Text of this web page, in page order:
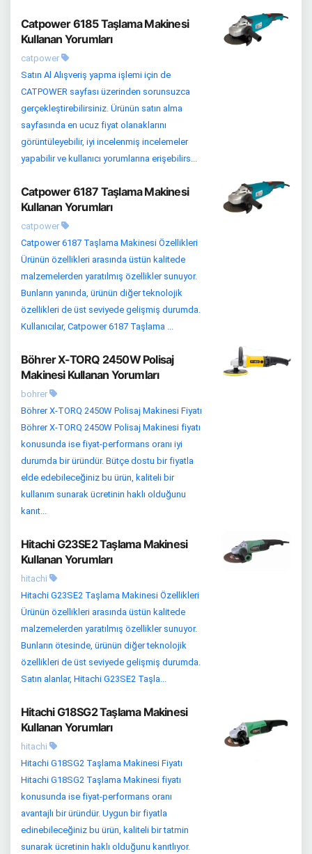
Catpower 6185 Taşlama Makinesi
Kullanan Yorumları
catpower
Satın Al Alışveriş yapma işlemi için de
CATPOWER sayfası üzerinden sorunsuzca
gerçekleştirebilirsiniz. Ürünün satın alma
sayfasında en ucuz fiyat olanaklarını
görüntüleyebilir, iyi incelenmiş incelemeler
yapabilir ve kullanıcı yorumlarına erişebilirs...
Catpower 6187 Taşlama Makinesi
Kullanan Yorumları
catpower
Catpower 6187 Taşlama Makinesi Özellikleri
Ürünün özellikleri arasında üstün kalitede
malzemelerden yaratılmış özellikler sunuyor.
Bunların yanında, ürünün diğer teknolojik
özellikleri de üst seviyede gelişmiş durumda.
Kullanıcılar, Catpower 6187 Taşlama ...
Böhrer X-TORQ 2450W Polisaj
Makinesi Kullanan Yorumları
bohrer
Böhrer X-TORQ 2450W Polisaj Makinesi Fiyatı
Böhrer X-TORQ 2450W Polisaj Makinesi fiyatı
konusunda ise fiyat-performans oranı iyi
durumda bir üründür. Bütçe dostu bir fiyatla
elde edebileceğiniz bu ürün, kaliteli bir
kullanım sunarak ücretinin haklı olduğunu
kanıt...
Hitachi G23SE2 Taşlama Makinesi
Kullanan Yorumları
hitachi
Hitachi G23SE2 Taşlama Makinesi Özellikleri
Ürünün özellikleri arasında üstün kalitede
malzemelerden yaratılmış özellikler sunuyor.
Bunların ötesinde, ürünün diğer teknolojik
özellikleri de üst seviyede gelişmiş durumda.
Satın alanlar, Hitachi G23SE2 Taşla...
Hitachi G18SG2 Taşlama Makinesi
Kullanan Yorumları
hitachi
Hitachi G18SG2 Taşlama Makinesi Fiyatı
Hitachi G18SG2 Taşlama Makinesi fiyatı
konusunda ise fiyat-performans oranı
avantajlı bir üründür. Uygun bir fiyatla
edinebileceğiniz bu ürün, kaliteli bir tatmin
sunarak ücretinin haklı olduğunu kanıtlıyor.